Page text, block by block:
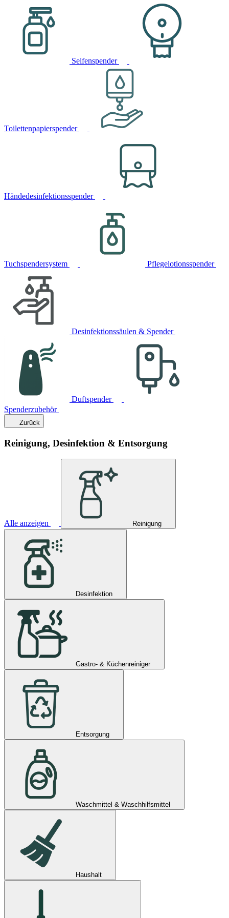
Seifenspender
Toilettenpapierspender
Händedesinfektionsspender
Tuchspendersystem Pflegelotionsspender
Desinfektionssäulen & Spender
Duftspender
Spenderzubehör
Zurück
Reinigung, Desinfektion & Entsorgung
Alle anzeigen Reinigung
Desinfektion
Gastro- & Küchenreiniger
Entsorgung
Waschmittel & Waschhilfsmittel
Haushalt